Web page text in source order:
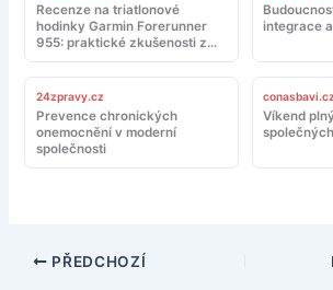
Recenze na triatlonové
hodinky Garmin Forerunner
955: praktické zkušenosti z
tréninku a závodů
integrace
24zpravy.cz
Prevence chronických
onemocnění v moderní
společnosti
conasbavi.cz
Víkend
PŘEDCHOZÍ